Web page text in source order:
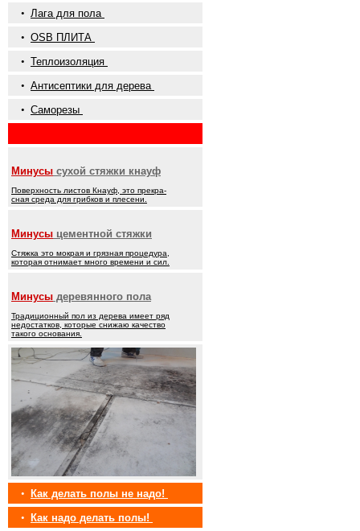
• Лага для пола
• OSB ПЛИТА
• Теплоизоляция
• Антисептики для дерева
• Саморезы
Минусы сухой стяжки кнауф
Поверхность листов Кнауф, это прекра-
сная среда для грибков и плесени.
Минусы цементной стяжки
Стяжка это мокрая и грязная процедура,
которая отнимает много времени и сил.
Минусы деревянного пола
Традиционный пол из дерева имеет ряд
недостатков, которые снижаю качество
такого основания.
•
Как делать полы не надо!
•
Как надо делать полы!